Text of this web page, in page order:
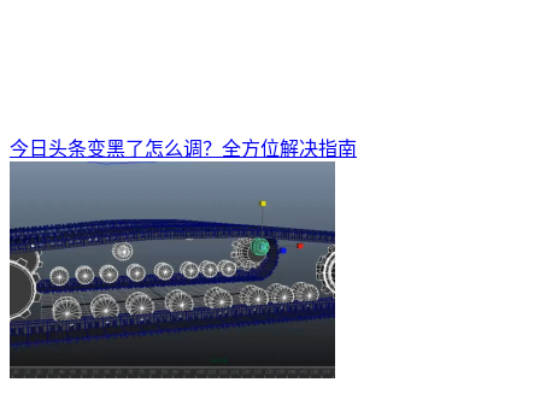
今日头条变黑了怎么调？全方位解决指南